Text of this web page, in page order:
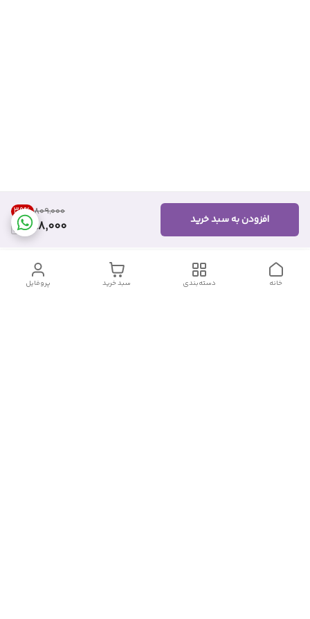
۸۰۹٬۰۰۰ 39%
488,000 افزودن به سبد خرید
پروفایل سبد خرید دسته‌بندی خانه